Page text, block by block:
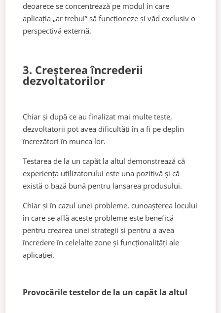
deoarece se concentrează pe modul în care
aplicația „ar trebui” să funcționeze și văd exclusiv o
perspectivă externă.
3. Creșterea încrederii
dezvoltatorilor
Chiar și după ce au finalizat mai multe teste,
dezvoltatorii pot avea dificultăți în a fi pe deplin
încrezători în munca lor.
Testarea de la un capăt la altul demonstrează că
experiența utilizatorului este una pozitivă și că
există o bază bună pentru lansarea produsului.
Chiar și în cazul unei probleme, cunoașterea locului
în care se află aceste probleme este benefică
pentru crearea unei strategii și pentru a avea
încredere în celelalte zone și funcționalități ale
aplicației.
Provocările testelor de la un capăt la altul